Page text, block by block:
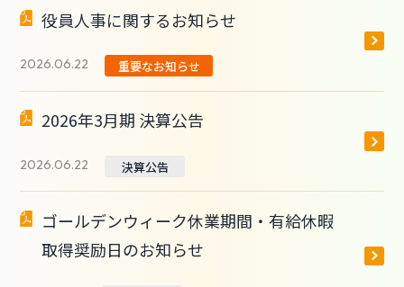
役員人事に関するお知らせ
2026.06.22 重要なお知らせ
2026年3月期 決算公告
2026.06.22 決算公告
ゴールデンウィーク休業期間・有給休暇
取得奨励日のお知らせ